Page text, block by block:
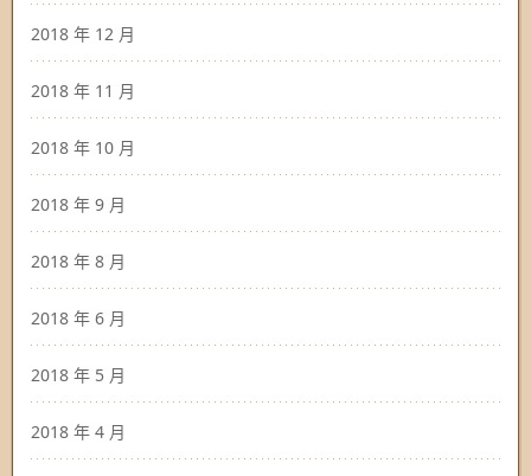
2018 年 12 月
2018 年 11 月
2018 年 10 月
2018 年 9 月
2018 年 8 月
2018 年 6 月
2018 年 5 月
2018 年 4 月